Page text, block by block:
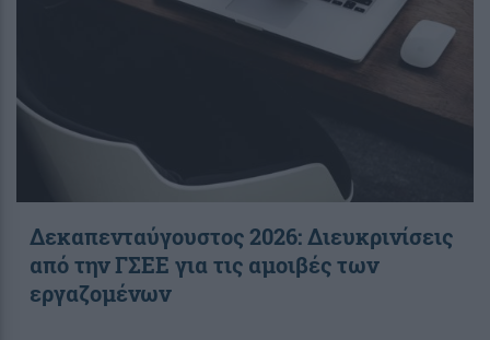
Δεκαπενταύγουστος 2026: Διευκρινίσεις
από την ΓΣΕΕ για τις αμοιβές των
εργαζομένων